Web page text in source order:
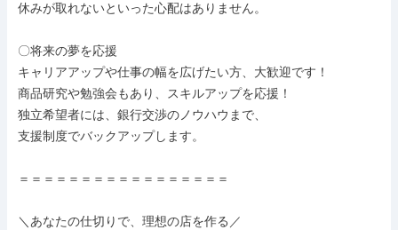
休みが取れないといった心配はありません。
〇将来の夢を応援
キャリアアップや仕事の幅を広げたい方、大歓迎です！
商品研究や勉強会もあり、スキルアップを応援！
独立希望者には、銀行交渉のノウハウまで、
支援制度でバックアップします。
＝＝＝＝＝＝＝＝＝＝＝＝＝＝＝＝＝
＼あなたの仕切りで、理想の店を作る／